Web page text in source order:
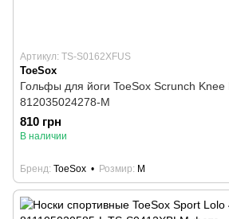
Артикул: TS-S0162XFUS
ToeSox
Гольфы для йоги ToeSox Scrunch Knee
812035024278-M
810 грн
В наличии
Бренд ToeSox Розмир M